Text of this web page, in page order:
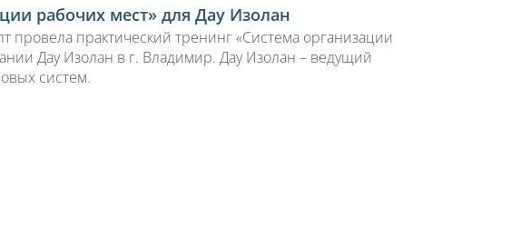
рабочих мест» для Дау Изолан
провела практический тренинг «Система организации
Дау Изолан в г. Владимир. Дау Изолан – ведущий
систем.